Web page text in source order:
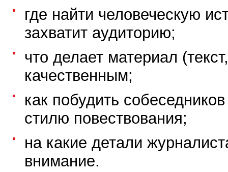
где найти человеческую
захватит аудиторию;
что делает материал
качественным;
как побудить
стилю повествования;
на какие детали
внимание.